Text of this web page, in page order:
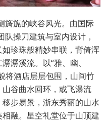
旖旎的峡谷风光。由国际
操刀建筑与室内设计，
珍珠般精妙串联，背倚浑
潺溪流。以“雅、幽、
将酒店层层包围，山间竹
谷曲水回环，或飞瀑流
步易景，浙东秀丽的山水
融。星空礼堂位于山顶建